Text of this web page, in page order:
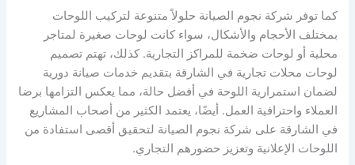
كما توفر شركة نجوم الصيانة حلولاً متنوعة لتركيب اللوحات
بمختلف الأحجام والأشكال، سواء كانت لوحات صغيرة لمتاجر
محلية أو لوحات ضخمة للمراكز التجارية. كذلك، تهتم تصميم
لوحات محلات تجارية في الشارقة بتقديم خدمات صيانة دورية
لضمان استمرارية اللوحة في أفضل حالة، مما يعكس التزامها برضا
العملاء واحترافية العمل. أيضًا، يعتمد الكثير من أصحاب المشاريع
في الشارقة على شركة نجوم الصيانة لتحقيق أقصى استفادة من
اللوحات الإعلانية وتعزيز حضورهم التجاري.